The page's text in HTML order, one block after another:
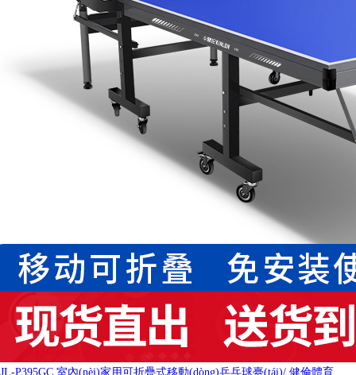
JL-P395GC 室內(nèi)家用可折疊式移動(dòng)乒乓球臺(tái)/ 健倫體育